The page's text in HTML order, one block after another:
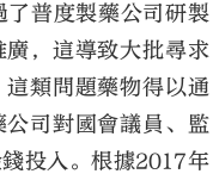
普度製藥公司研製
，這導致大批尋求
類問題藥物得以通
司對國會議員、監
投入。根據2017年